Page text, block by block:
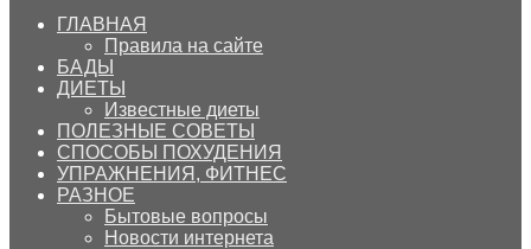
ГЛАВНАЯ
Правила на сайте
БАДЫ
ДИЕТЫ
Известные диеты
ПОЛЕЗНЫЕ СОВЕТЫ
СПОСОБЫ ПОХУДЕНИЯ
УПРАЖНЕНИЯ, ФИТНЕС
РАЗНОЕ
Бытовые вопросы
Новости интернета